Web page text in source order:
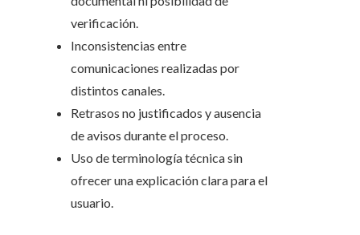
verificación.
Inconsistencias entre
comunicaciones realizadas por
distintos canales.
Retrasos no justificados y ausencia
de avisos durante el proceso.
Uso de terminología técnica sin
ofrecer una explicación clara para el
usuario.